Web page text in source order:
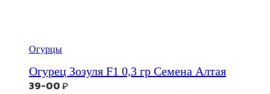
Огурцы
Огурец Зозуля F1 0,3 гр Семена Алтая
39-00₽